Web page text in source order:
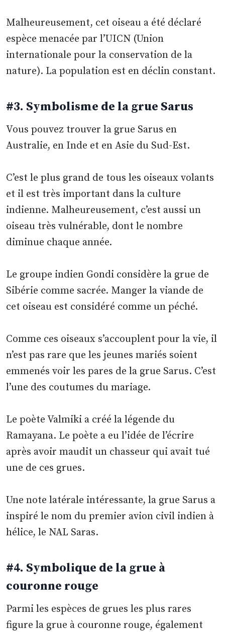
Malheureusement, cet oiseau a été déclaré
espèce menacée par l’UICN (Union
internationale pour la conservation de la
nature). La population est en déclin constant.
#3. Symbolisme de la grue Sarus
Vous pouvez trouver la grue Sarus en
Australie, en Inde et en Asie du Sud-Est.
C’est le plus grand de tous les oiseaux volants
et il est très important dans la culture
indienne. Malheureusement, c’est aussi un
oiseau très vulnérable, dont le nombre
diminue chaque année.
Le groupe indien Gondi considère la grue de
Sibérie comme sacrée. Manger la viande de
cet oiseau est considéré comme un péché.
Comme ces oiseaux s’accouplent pour la vie, il
n’est pas rare que les jeunes mariés soient
emmenés voir les pares de la grue Sarus. C’est
l’une des coutumes du mariage.
Le poète Valmiki a créé la légende du
Ramayana. Le poète a eu l’idée de l’écrire
après avoir maudit un chasseur qui avait tué
une de ces grues.
Une note latérale intéressante, la grue Sarus a
inspiré le nom du premier avion civil indien à
hélice, le NAL Saras.
#4. Symbolique de la grue à
couronne rouge
Parmi les espèces de grues les plus rares
figure la grue à couronne rouge, également